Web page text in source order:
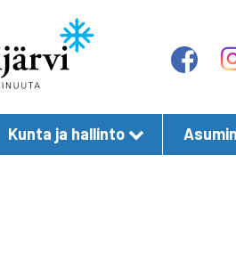
Kunta ja hallinto